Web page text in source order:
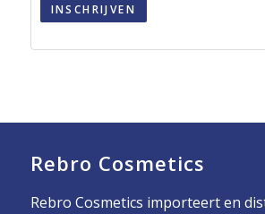
INSCHRIJVEN
Rebro Cosmetics
Rebro Cosmetics importeert en